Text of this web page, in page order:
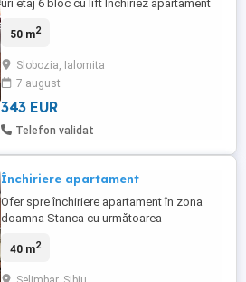
uri etaj 6 bloc cu lift Inchiriez apartament
zona MB-uri intr-un bloc bine intretinut cu
balcoane ideale pentru relaxare sau
depozitare Centrala termica proprie noua
confort si ...
50 m2
Slobozia, Ialomita
7 august
343 EUR
Telefon validat
Închiriere apartament
Ofer spre închiriere apartament în zona
doamna Stanca cu următoarea
amenajată, dormitor, baie, hol, baie,
40 m2